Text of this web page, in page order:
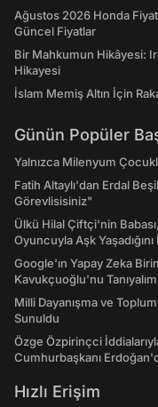
Ağustos 2026 Honda
Güncel Fiyatlar
Bir Mahkumun Hikâyesi:
Hikayesi
İslam Memiş Altın İçin
Günün Popüler
Yalnızca Milenyum
Fatih Altaylı'dan Erdal
Görevlisisiniz"
Ülkü Hilal Çiftçi'nin
Oyuncuyla Aşk
Google'ın Yapay Zeka
Kavukçuoğlu'nu
Milli Dayanışma ve
Sunuldu
Özge Özpirinçci
Cumhurbaşkanı
Hızlı Erişim